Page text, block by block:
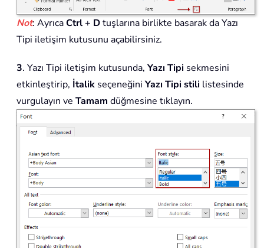
Not: AyrıcaCtrl+ Dtuşlarına birlikte basarak da Yazı
Tipi iletişim kutusunu açabilirsiniz.
3. Yazı Tipi iletişim kutusunda, Yazı Tipi sekmesini
etkinleştirip, İtalik seçeneğini Yazı Tipi stili listesinde
vurgulayın ve Tamam düğmesine tıklayın.